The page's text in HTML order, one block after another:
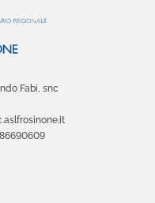
Fabi, snc